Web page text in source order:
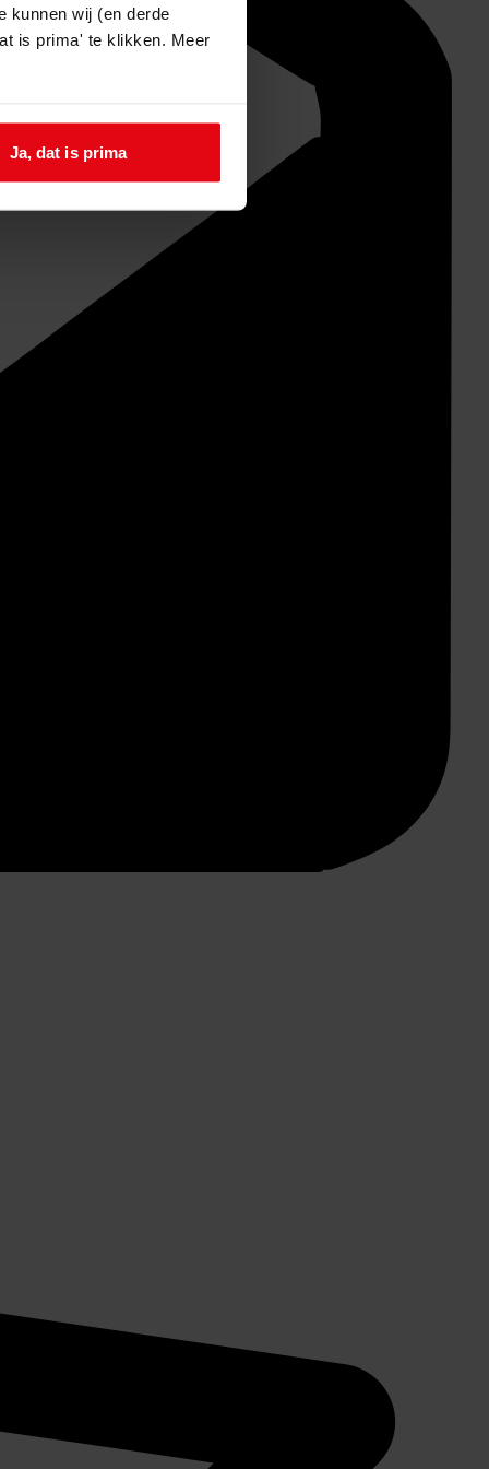
kunnen wij (en derde
is prima' te klikken. Meer
Ja, dat is prima